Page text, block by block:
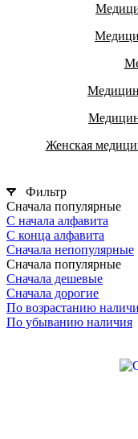
Женская
Фильтр
Сначала популярные
С начала алфавита
С конца алфавита
Сначала непопулярные
Сначала популярные
Сначала дешевые
Сначала дорогие
По возрастанию
По убыванию наличия